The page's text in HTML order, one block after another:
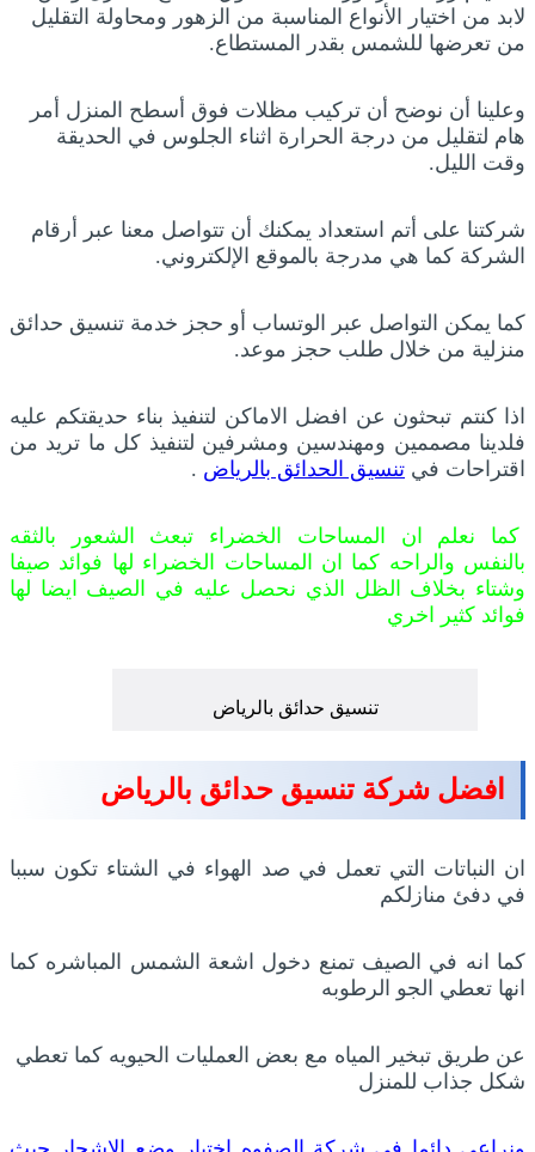
لابد من اختيار الأنواع المناسبة من الزهور ومحاولة التقليل
من تعرضها للشمس بقدر المستطاع.
وعلينا أن نوضح أن تركيب مظلات فوق أسطح المنزل أمر
هام لتقليل من درجة الحرارة اثناء الجلوس في الحديقة
وقت الليل.
شركتنا على أتم استعداد يمكنك أن تتواصل معنا عبر أرقام
الشركة كما هي مدرجة بالموقع الإلكتروني.
كما يمكن التواصل عبر الوتساب أو حجز خدمة تنسيق حدائق
منزلية من خلال طلب حجز موعد.
اذا كنتم تبحثون عن افضل الاماكن لتنفيذ بناء حديقتكم عليه
فلدينا مصممين ومهندسين ومشرفين لتنفيذ كل ما تريد من
اقتراحات في تنسيق الحدائق بالرياض .
كما نعلم ان المساحات الخضراء تبعث الشعور بالثقه
بالنفس والراحه كما ان المساحات الخضراء لها فوائد صيفا
وشتاء بخلاف الظل الذي نحصل عليه في الصيف ايضا لها
فوائد كثير اخري
تنسيق حدائق بالرياض
افضل شركة تنسيق حدائق بالرياض
ان النباتات التي تعمل في صد الهواء في الشتاء تكون سببا
في دفئ منازلكم
كما انه في الصيف تمنع دخول اشعة الشمس المباشره كما
انها تعطي الجو الرطوبه
عن طريق تبخير المياه مع بعض العمليات الحيويه كما تعطي
شكل جذاب للمنزل